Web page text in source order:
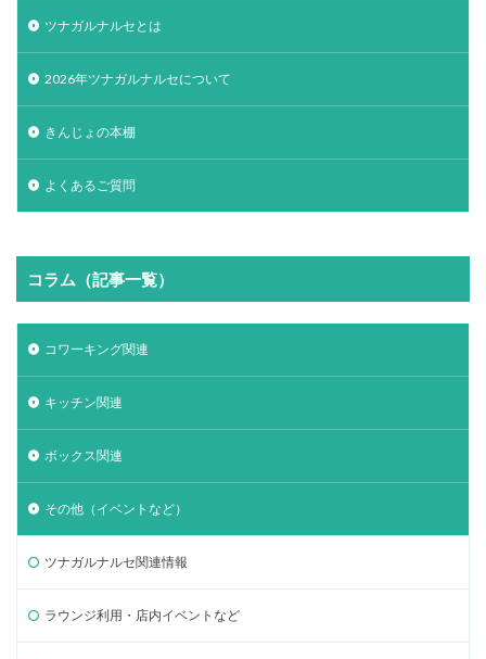
ツナガルナルセとは
2026年ツナガルナルセについて
きんじょの本棚
よくあるご質問
コラム（記事一覧）
コワーキング関連
キッチン関連
ボックス関連
その他（イベントなど）
ツナガルナルセ関連情報
ラウンジ利用・店内イベントなど